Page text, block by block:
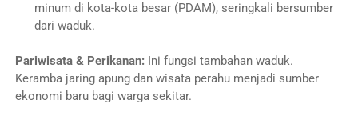
minum di kota-kota besar (PDAM), seringkali bersumber
dari waduk.
Pariwisata & Perikanan:Ini fungsi tambahan waduk.
Keramba jaring apung dan wisata perahu menjadi sumber
ekonomi baru bagi warga sekitar.